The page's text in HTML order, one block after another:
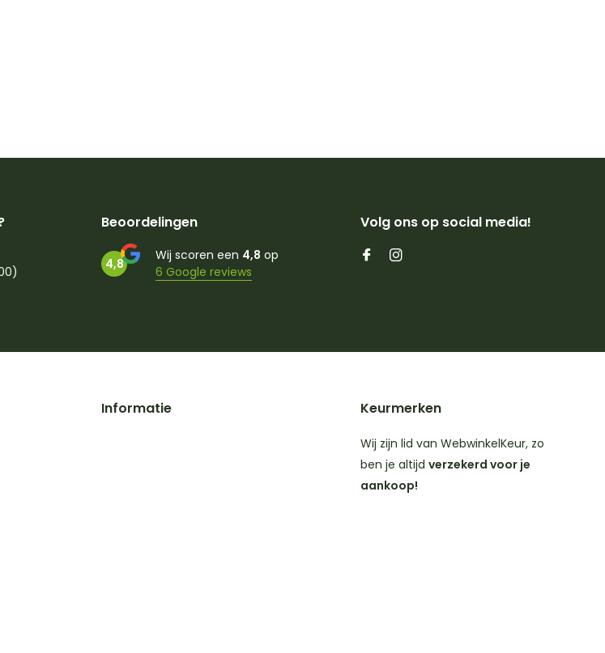
Beoordelingen
4,8
Wij scoren een 4,8 op
6 Google reviews
Volg ons op social media!
Informatie Keurmerken
Wij zijn lid van WebwinkelKeur, zo
ben je altijd verzekerd voor je
aankoop!